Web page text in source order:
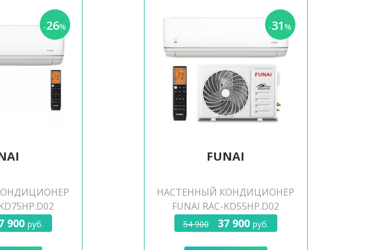
-26%
900 руб.
-31%
FUNAI
НАСТЕННЫЙ КОНДИЦИОНЕР
FUNAI RAC-KD55HP.D02
54 900 37 900 руб.